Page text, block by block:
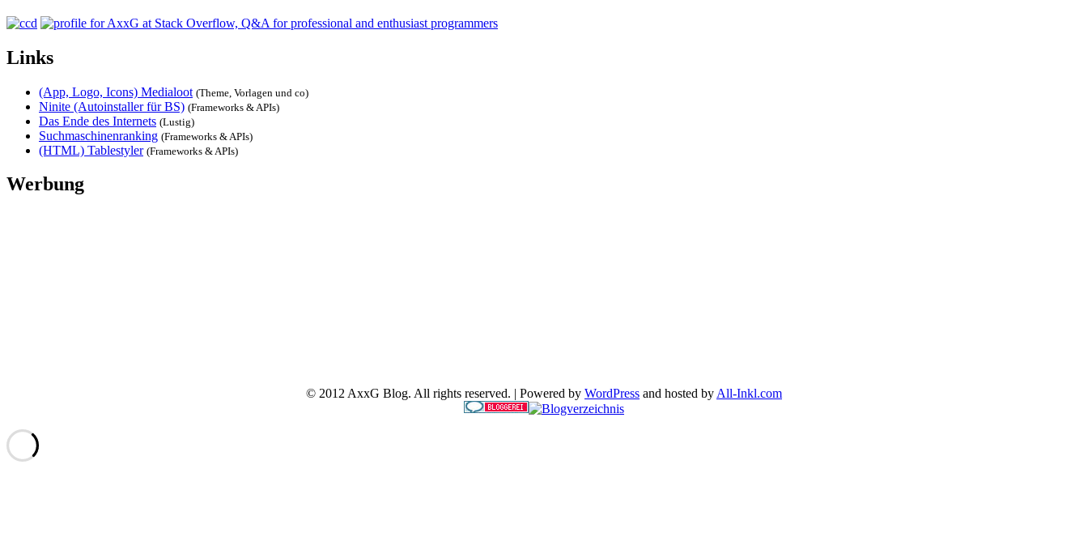
Links
(App, Logo, Icons) Medialoot (Theme, Vorlagen und co)
Ninite (Autoinstaller für BS) (Frameworks & APIs)
Das Ende des Internets (Lustig)
Suchmaschinenranking (Frameworks & APIs)
(HTML) Tablestyler (Frameworks & APIs)
Werbung
© 2012 AxxG Blog. All rights reserved. | Powered by WordPress and hosted by All-Inkl.com